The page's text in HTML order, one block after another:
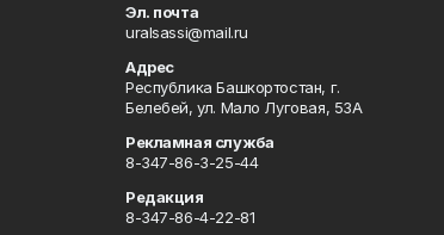
Эл. почта
uralsassi@mail.ru
Адрес
Республика Башкортостан, г.
Белебей, ул. Мало Луговая, 53А
Рекламная служба
8-347-86-3-25-44
Редакция
8-347-86-4-22-81